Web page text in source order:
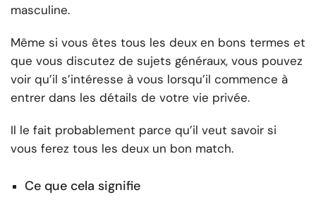
masculine.
Même si vous êtes tous les deux en bons termes et
que vous discutez de sujets généraux, vous pouvez
voir qu’il s’intéresse à vous lorsqu’il commence à
entrer dans les détails de votre vie privée.
Il le fait probablement parce qu’il veut savoir si
vous ferez tous les deux un bon match.
Ce que cela signifie